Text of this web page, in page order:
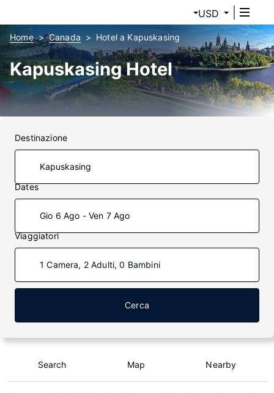
USD
Home Canada Hotel a Kapuskasing
Kapuskasing Hotel
Destinazione
Dates
Gio 6 Ago - Ven 7 Ago
Viaggiatori
1 Camera, 2 Adulti, 0 Bambini
Cerca
Search Map Nearby